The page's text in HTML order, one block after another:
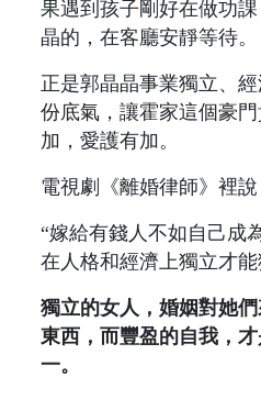
果遇到孩子剛好在做功
晶的，在客廳安靜等待。
正是郭晶晶事業獨立、
份底氣，讓霍家這個豪
加，愛護有加。
電視劇《離婚律師》裡說
“嫁給有錢人不如自己成
在人格和經濟上獨立才
獨立的女人，婚姻對她
東西，而豐盈的自我，
一。